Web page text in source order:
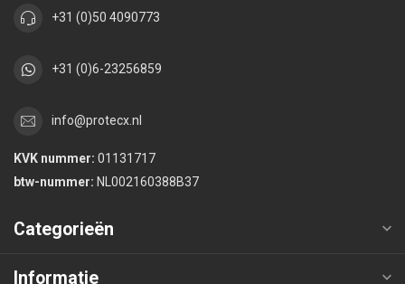
+31 (0)50 4090773
+31 (0)6-23256859
info@protecx.nl
KVK nummer: 01131717
btw-nummer: NL002160388B37
Categorieën
Informatie